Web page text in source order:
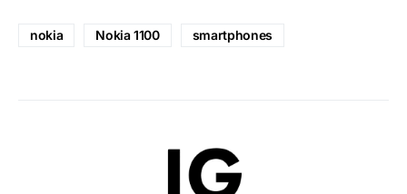
nokia Nokia 1100 smartphones